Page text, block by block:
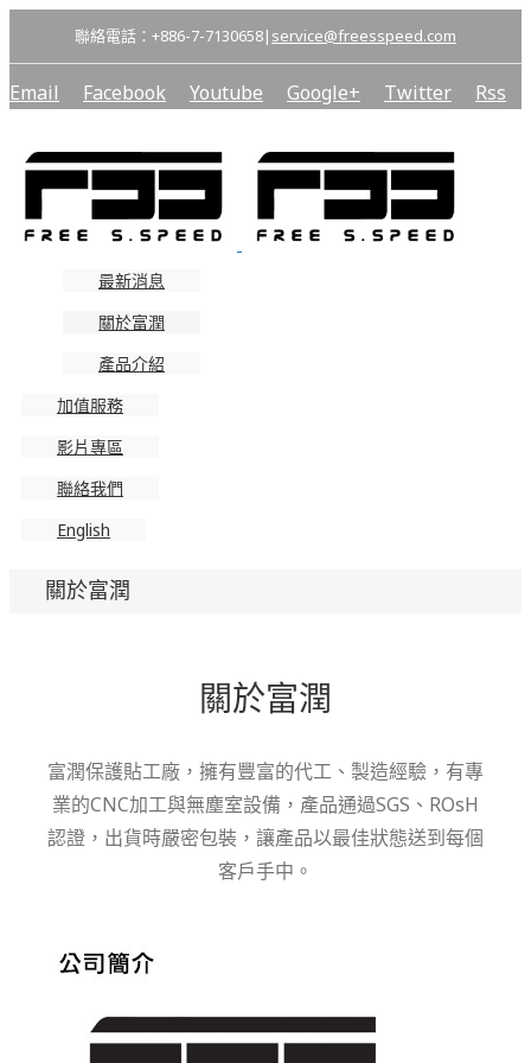
聯絡電話：+886-7-7130658| service@freesspeed.com
Email Facebook Youtube Google+ Twitter Rss
最新消息
關於富潤
產品介紹
加值服務
影片專區
聯絡我們
English
關於富潤
關於富潤
富潤保護貼工廠，擁有豐富的代工、製造經驗，有專
業的CNC加工與無塵室設備，產品通過SGS、ROsH
認證，出貨時嚴密包裝，讓產品以最佳狀態送到每個
客戶手中。